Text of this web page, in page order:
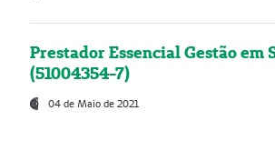
Prestador Essencial Gestão em
(51004354-7)
04 de Maio de 2021